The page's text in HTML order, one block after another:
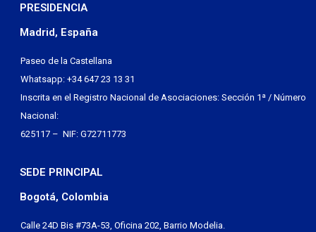
PRESIDENCIA
Madrid, España
Paseo de la Castellana
Whatsapp: +34 647 23 13 31
Inscrita en el Registro Nacional de Asociaciones: Sección 1ª / Número
Nacional:
625117 – NIF: G72711773
SEDE PRINCIPAL
Bogotá, Colombia
Calle 24D Bis #73A-53, Oficina 202, Barrio Modelia.